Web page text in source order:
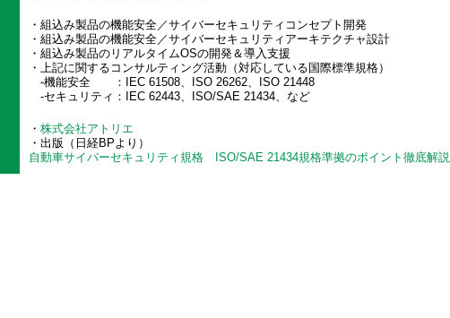
・組込み製品の機能安全／サイバーセキュリティコンセプト開発
・組込み製品の機能安全／サイバーセキュリティアーキテクチャ設計
・組込み製品のリアルタイムOSの開発＆導入支援
・上記に関するコンサルティング活動（対応している国際標準規格）
‐機能安全 ：IEC 61508、ISO 26262、ISO 21448
‐セキュリティ：IEC 62443、ISO/SAE 21434、など
・ 株式会社アトリエ
・出版（日経BPより）
自動車サイバーセキュリティ規格 ISO/SAE 21434規格準拠のポイント徹底解説